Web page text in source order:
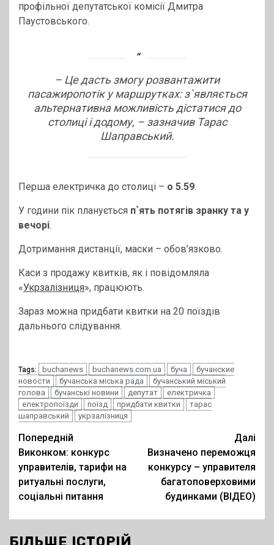
профільної депутатської комісії Дмитра
Паустовського.
– Це дасть змогу розвантажити
пасажиропотік у маршрутках: з`являється
альтернативна можливість дістатися до
столиці і додому, – зазначив Тарас
Шаправський.
Перша електричка до столиці – о 5.59.
У години пік планується п`ять потягів зранку та у
вечорі.
Дотримання дистанції, маски – обов’язково.
Каси з продажу квитків, як і повідомляла
«Укрзалізниця», працюють.
Зараз можна придбати квитки на 20 поїздів
дальнього слідування.
Tags: buchanews buchanews.com.ua буча
бучанские
новости
бучанська міська рада
бучанський міський
голова
бучанські новини депутат
електричка
електропоїзди
поїзд придбати квитки
тарас
шаправський
укрзалізниця
Post
navigation
Попередній
Виконком: конкурс
управителів, тарифи на
ритуальні послуги,
соціальні питання
Далі
Визначено переможця
конкурсу – управителя
багатоповерховими
будинками (ВІДЕО)